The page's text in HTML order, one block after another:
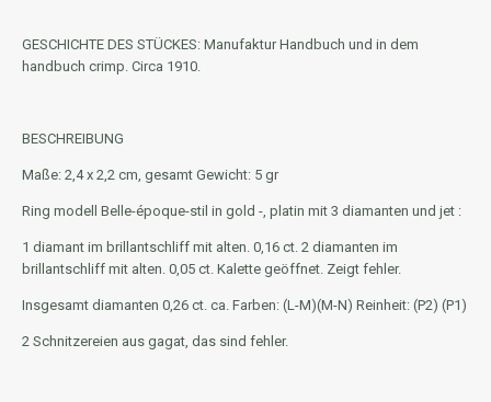
GESCHICHTE DES STÜCKES: Manufaktur Handbuch und in dem
handbuch crimp. Circa 1910.
BESCHREIBUNG
Maße: 2,4 x 2,2 cm, gesamt Gewicht: 5 gr
Ring modell Belle-époque-stil in gold -, platin mit 3 diamanten und jet :
1 diamant im brillantschliff mit alten. 0,16 ct. 2 diamanten im
brillantschliff mit alten. 0,05 ct. Kalette geöffnet. Zeigt fehler.
Insgesamt diamanten 0,26 ct. ca. Farben: (L-M)(M-N) Reinheit: (P2) (P1)
2 Schnitzereien aus gagat, das sind fehler.